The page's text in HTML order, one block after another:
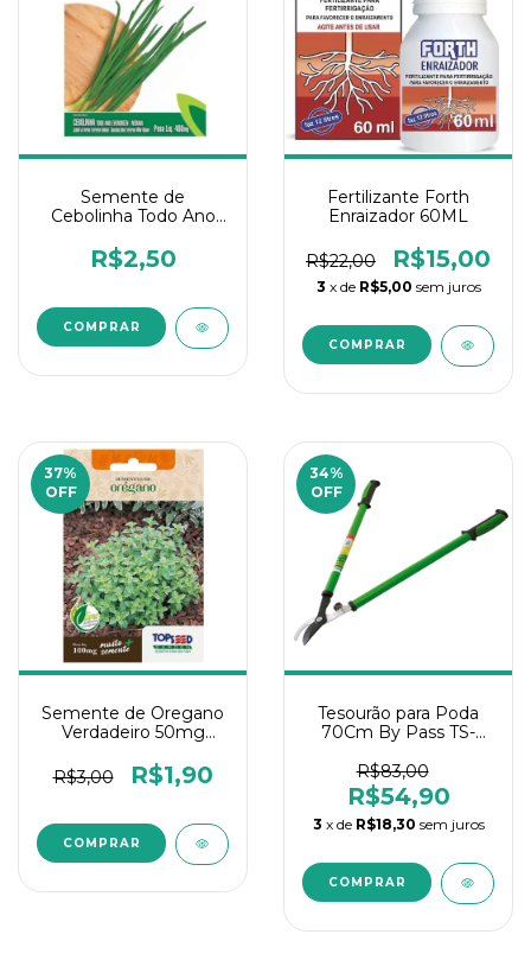
Semente de
Cebolinha Todo Ano
R$2,50
Fertilizante Forth
Enraizador 60ML
R$22,00 R$15,00
3 x de R$5,00 sem juros
37%
OFF
Semente de Oregano
Verdadeiro 50mg
R$3,00
R$1,90
34%
OFF
Tesourão para Poda
70Cm By Pass TS-
R$83,00
R$54,90
3 x de R$18,30 sem juros